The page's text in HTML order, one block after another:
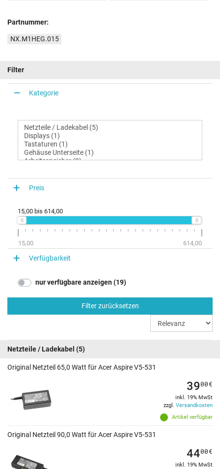
Partnummer:
NX.M1HEG.015
Filter
Kategorie
Preis
15,00 bis 614,00
15,00 614,00
Verfügbarkeit
nur verfügbare anzeigen (19)
Filter zurücksetzen
Netzteile / Ladekabel (5)
Original Netzteil 65,0 Watt für Acer Aspire V5-531
Artikel verfügbar
3900€
inkl. 19% MwSt
zzgl. Versandkosten
Original Netzteil 90,0 Watt für Acer Aspire V5-531
4400€
inkl. 19% MwSt